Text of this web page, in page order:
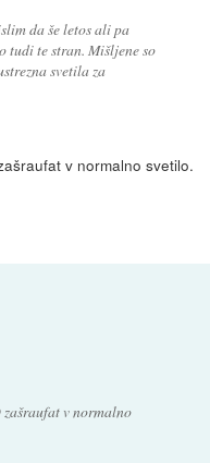
da še letos ali pa
tudi te stran. Mišljene so
svetila za
v normalno svetilo.
v normalno